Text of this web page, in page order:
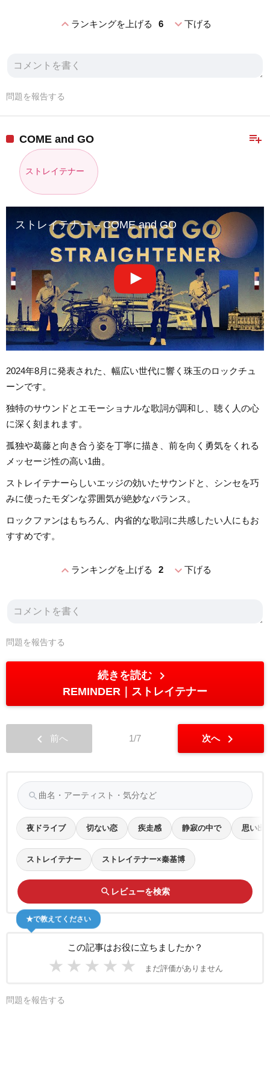
expand_lessランキングを上げる 6 expand_more下げる
問題を報告する
playlist_add
COME and GO
ストレイテナー
ストレイテナー – COME and GO
2024年8月に発表された、幅広い世代に響く珠玉のロックチュ
ーンです。
独特のサウンドとエモーショナルな歌詞が調和し、聴く人の心
に深く刻まれます。
孤独や葛藤と向き合う姿を丁寧に描き、前を向く勇気をくれる
メッセージ性の高い1曲。
ストレイテナーらしいエッジの効いたサウンドと、シンセを巧
みに使ったモダンな雰囲気が絶妙なバランス。
ロックファンはもちろん、内省的な歌詞に共感したい人にもお
すすめです。
expand_lessランキングを上げる 2 expand_more下げる
問題を報告する
続きを読む chevron_right
REMINDER ストレイテナー
chevron_left 前へ 1/7 次へ chevron_right
search
夜ドライブ 切ない恋 疾走感 静寂の中で 思い出
ストレイテナー ストレイテナー×秦基博
search レビューを検索
この記事はお役に立ちましたか？
★ ★ ★ ★ ★ まだ評価がありません
★で教えてください
問題を報告する